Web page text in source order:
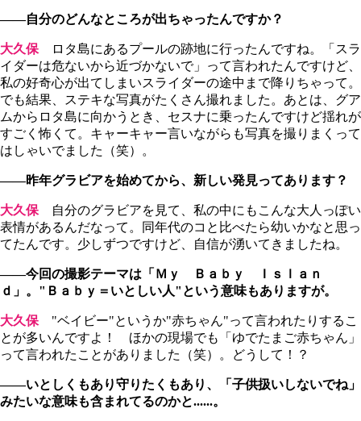
――自分のどんなところが出ちゃったんですか？
大久保 ロタ島にあるプールの跡地に行ったんですね。「スラ
イダーは危ないから近づかないで」って言われたんですけど、
私の好奇心が出てしまいスライダーの途中まで降りちゃって。
でも結果、ステキな写真がたくさん撮れました。あとは、グア
ムからロタ島に向かうとき、セスナに乗ったんですけど揺れが
すごく怖くて。キャーキャー言いながらも写真を撮りまくって
はしゃいでました（笑）。
――昨年グラビアを始めてから、新しい発見ってあります？
大久保 自分のグラビアを見て、私の中にもこんな大人っぽい
表情があるんだなって。同年代のコと比べたら幼いかなと思っ
てたんです。少しずつですけど、自信が湧いてきましたね。
――今回の撮影テーマは「Ｍｙ Ｂａｂｙ Ｉｓｌａｎ
ｄ」。"Ｂａｂｙ＝いとしい人"という意味もありますが。
大久保 "ベイビー"というか"赤ちゃん"って言われたりするこ
とが多いんですよ！ ほかの現場でも「ゆでたまご赤ちゃん」
って言われたことがありました（笑）。どうして！？
――いとしくもあり守りたくもあり、「子供扱いしないでね」
みたいな意味も含まれてるのかと......。